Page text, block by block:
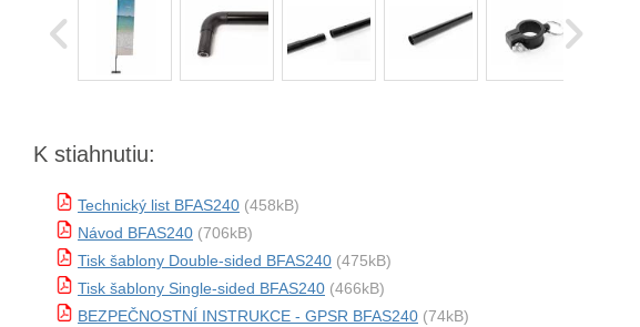
K stiahnutiu:
Technický list BFAS240 (458kB)
Návod BFAS240 (706kB)
Tisk šablony Double-sided BFAS240 (475kB)
Tisk šablony Single-sided BFAS240 (466kB)
BEZPEČNOSTNÍ INSTRUKCE - GPSR BFAS240 (74kB)